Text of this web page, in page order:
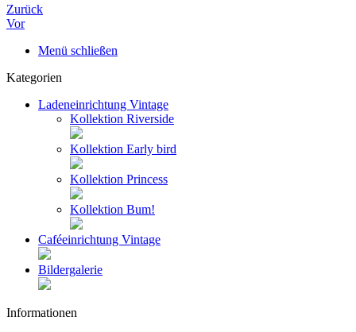
Zurück
Vor
Menü schließen
Kategorien
Ladeneinrichtung Vintage
Kollektion Riverside
Kollektion Early bird
Kollektion Princess
Kollektion Bum!
Caféeinrichtung Vintage
Bildergalerie
Informationen